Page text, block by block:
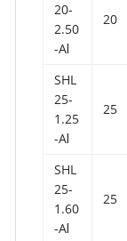
20-
2.50
-AⅠ
20
SHL
25-
1.25
-AⅠ
25
SHL
25-
1.60
-AⅠ
25